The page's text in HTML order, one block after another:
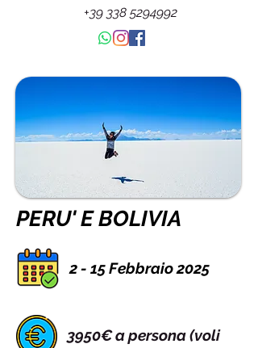
+39 338 5294992
PERU' E BOLIVIA
2 - 15 Febbraio 2025
3950€ a persona (voli